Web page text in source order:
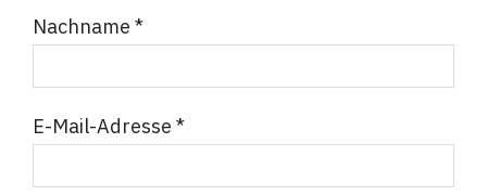
Nachname *
E-Mail-Adresse *